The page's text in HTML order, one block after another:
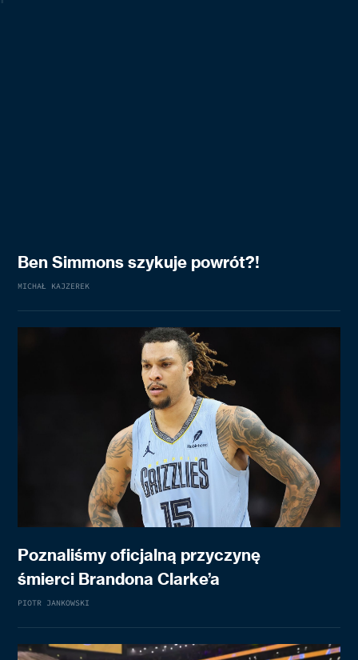
Ben Simmons szykuje powrót?!
MICHAŁ KAJZEREK
Poznaliśmy oficjalną przyczynę
śmierci Brandona Clarke’a
PIOTR JANKOWSKI